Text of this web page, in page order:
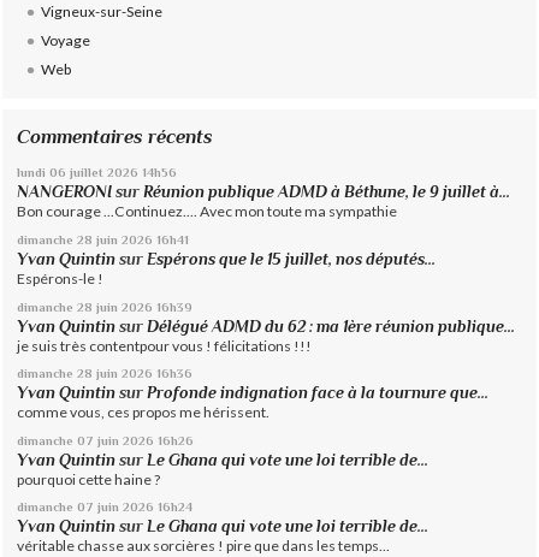
Vigneux-sur-Seine
Voyage
Web
Commentaires récents
lundi 06 juillet 2026 14h56
NANGERONI surRéunion publique ADMD à Béthune, le 9 juillet à...
Bon courage ...Continuez.... Avec mon toute ma sympathie
dimanche 28 juin 2026 16h41
Yvan Quintin surEspérons que le 15 juillet, nos députés...
Espérons-le !
dimanche 28 juin 2026 16h39
Yvan Quintin surDélégué ADMD du 62 : ma 1ère réunion publique...
je suis très contentpour vous ! félicitations !!!
dimanche 28 juin 2026 16h36
Yvan Quintin surProfonde indignation face à la tournure que...
comme vous, ces propos me hérissent.
dimanche 07 juin 2026 16h26
Yvan Quintin sur Le Ghana qui vote une loi terrible de...
pourquoi cette haine ?
dimanche 07 juin 2026 16h24
Yvan Quintin surLe Ghana qui vote une loi terrible de...
véritable chasse aux sorcières ! pire que dans les temps...